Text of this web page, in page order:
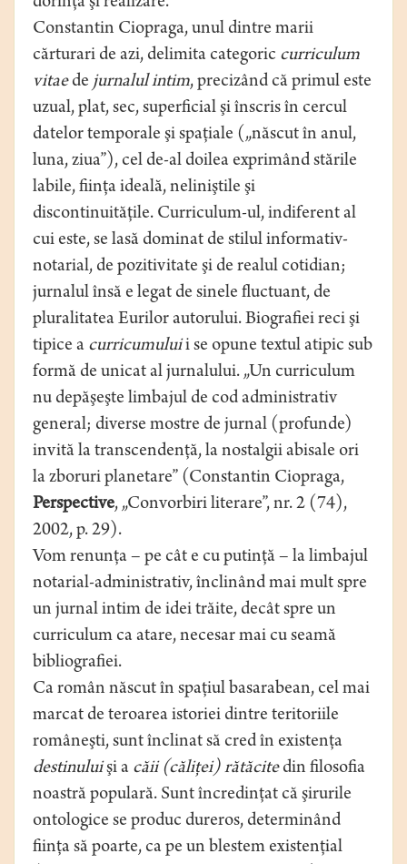
Constantin Ciopraga, unul dintre marii
cărturari de azi, delimita categoric curriculum
vitaede jurnalul intim, precizând că primul este
uzual, plat, sec, superficial şi înscris în cercul
datelor temporale şi spaţiale („născut în anul,
luna, ziua”), cel de-al doilea exprimând stările
labile, fiinţa ideală, neliniştile şi
discontinuităţile. Curriculum-ul, indiferent al
cui este, se lasă dominat de stilul informativ-
notarial, de pozitivitate şi de realul cotidian;
jurnalul însă e legat de sinele fluctuant, de
pluralitatea Eurilor autorului. Biografiei reci şi
tipice a curricumuluii se opune textul atipic sub
formă de unicat al jurnalului. „Un curriculum
nu depăşeşte limbajul de cod administrativ
general; diverse mostre de jurnal (profunde)
invită la transcendenţă, la nostalgii abisale ori
la zboruri planetare” (Constantin Ciopraga,
Perspective, „Convorbiri literare”, nr. 2 (74),
2002, p. 29).
Vom renunţa – pe cât e cu putinţă – la limbajul
notarial-administrativ, înclinând mai mult spre
un jurnal intim de idei trăite, decât spre un
curriculum ca atare, necesar mai cu seamă
bibliografiei.
Ca român născut în spaţiul basarabean, cel mai
marcat de teroarea istoriei dintre teritoriile
româneşti, sunt înclinat să cred în existenţa
destinuluişi a căii (căliţei) rătăcitedin filosofia
noastră populară. Sunt încredinţat că şirurile
ontologice se produc dureros, determinând
fiinţa să poarte, ca pe un blestem existenţial